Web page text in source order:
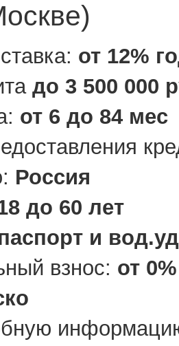
от 12%
до 3 500 000
от 6 до 84 мес
Россия
до 60 лет
и
взнос: от 0%